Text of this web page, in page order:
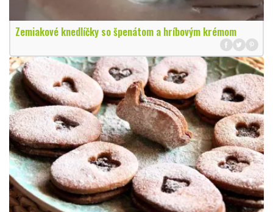
Zemiakové knedlíčky so špenátom a hríbovým krémom